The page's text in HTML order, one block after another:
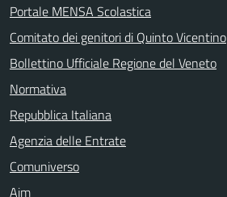
Portale MENSA Scolastica
Comitato dei genitori di Quinto Vicentino
Bollettino Ufficiale Regione del Veneto
Normativa
Repubblica Italiana
Agenzia delle Entrate
Comuniverso
Aim